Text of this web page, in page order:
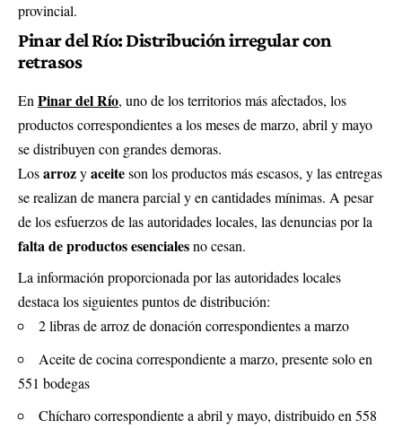
provincial.
Pinar del Río: Distribución irregular con
retrasos
En Pinar del Río, uno de los territorios más afectados, los
productos correspondientes a los meses de marzo, abril y mayo
se distribuyen con grandes demoras.
Losarrozyaceiteson los productos más escasos, y las entregas
se realizan de manera parcial y en cantidades mínimas. A pesar
de los esfuerzos de las autoridades locales, las denuncias por la
falta de productos esencialesno cesan.
La información proporcionada por las autoridades locales
destaca los siguientes puntos de distribución:
2 libras de arroz de donación correspondientes a marzo
Aceite de cocina correspondiente a marzo, presente solo en
551 bodegas
Chícharo correspondiente a abril y mayo, distribuido en 558